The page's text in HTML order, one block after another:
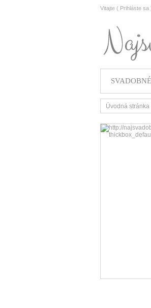
Vitajte ( Prihláste sa
Úvodná stránka